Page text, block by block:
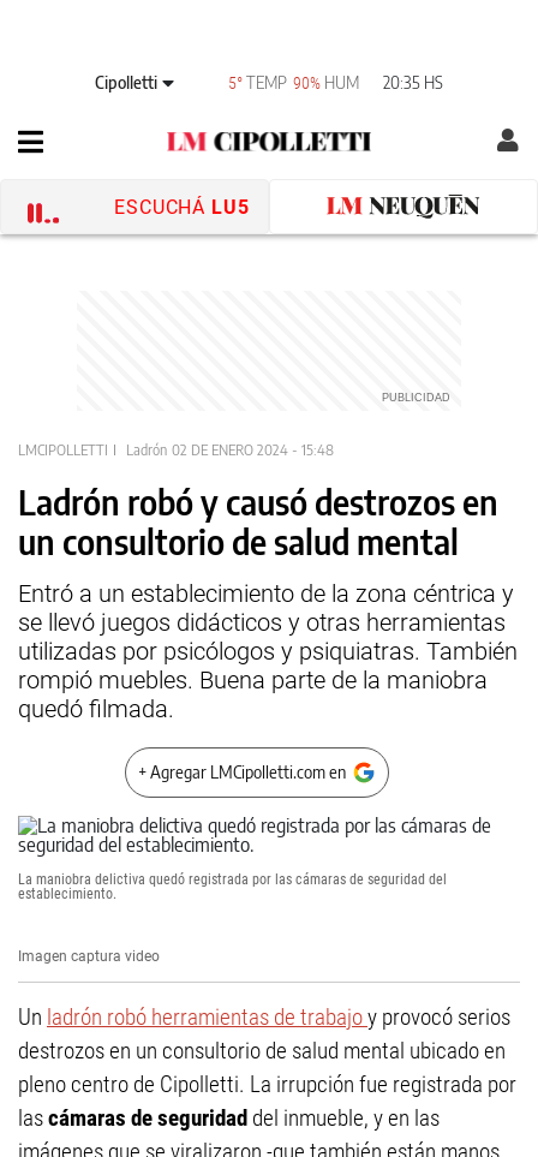
Cipolletti 5°TEMP 90% HUM 20:35 HS
ESCUCHÁ LU5
LMCIPOLLETTI Ladrón 02 DE ENERO 2024 - 15:48
Ladrón robó y causó destrozos en
un consultorio de salud mental
Entró a un establecimiento de la zona céntrica y
se llevó juegos didácticos y otras herramientas
utilizadas por psicólogos y psiquiatras. También
rompió muebles. Buena parte de la maniobra
quedó filmada.
+ Agregar LMCipolletti.com en
La maniobra delictiva quedó registrada por las cámaras de seguridad del
establecimiento.
Imagen captura video
Un ladrón robó herramientas de trabajoy provocó serios
destrozos en un consultorio de salud mental ubicado en
pleno centro de Cipolletti. La irrupción fue registrada por
lascámaras de seguridad del inmueble, y en las